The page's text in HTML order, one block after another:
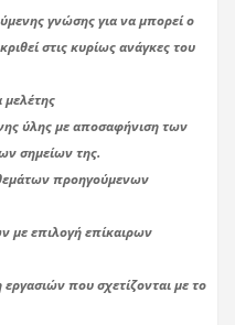
γνώσης για να μπορεί ο
στις κυρίως ανάγκες του
ύλης με αποσαφήνιση των
σημείων της.
προηγούμενων
με επιλογή επίκαιρων
που σχετίζονται με το